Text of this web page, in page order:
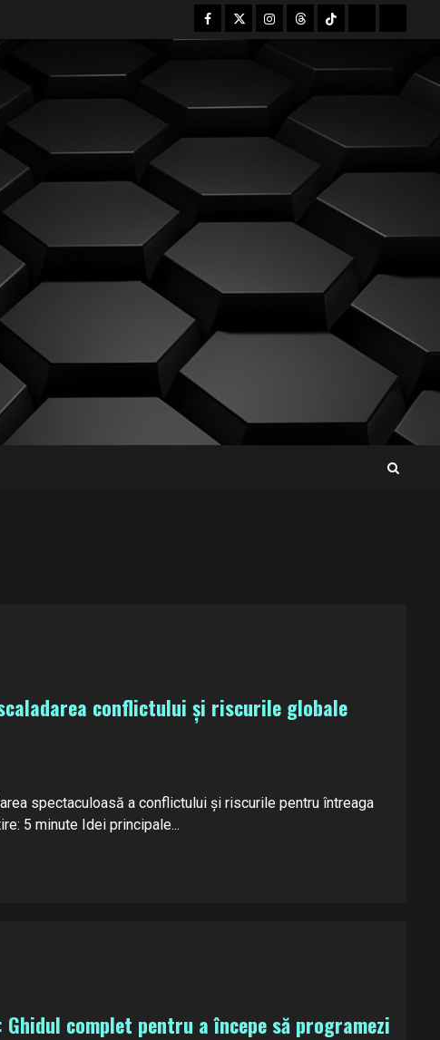
Facebook
TwitterInstagram
ThreadsTiktok
conflictului și riscurile globale
spectaculoasă a conflictului și riscurile pentru întreaga
5 minute Idei principale...
Ghidul complet pentru a începe să programezi